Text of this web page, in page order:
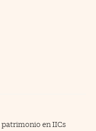
patrimonio en IICs